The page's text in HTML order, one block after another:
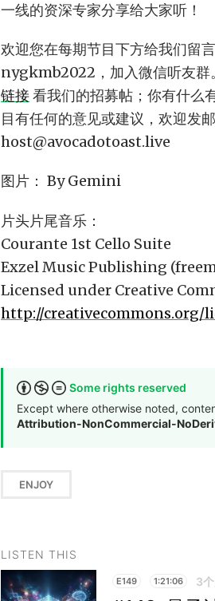
一线的资深专家分享给大家听！
欢迎您在每期节目下方给我们留
nygkmb2022，加入微信听友群
链接看我们的招募帖；你有什么
目有任何的意见或建议，欢迎发
host@avocadotoast.live
图片： By Gemini
片头片尾音乐：
Courante 1st Cello Suite
Exzel Music Publishing
Licensed under Creative
http://creativecommons.org/
Some rights reserved
Except where otherwise noted,
Attribution-NonCommercial-
ENJOY
LISTEN THIS
E149 1:21:06 3